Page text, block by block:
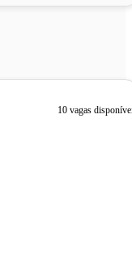
10 vagas